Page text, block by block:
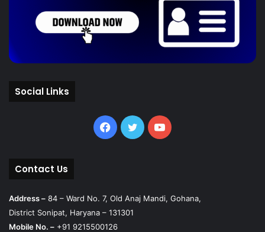
Social Links
Facebook
TwitterYouTube
Contact Us
Address – 84 – Ward No. 7, Old Anaj Mandi, Gohana,
District Sonipat, Haryana – 131301
Mobile No. – +91 9215500126